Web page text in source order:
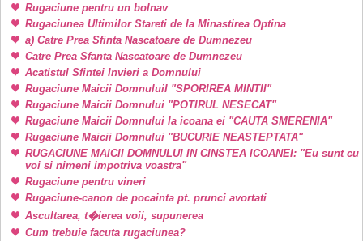
Rugaciune pentru un bolnav
Rugaciunea Ultimilor Stareti de la Minastirea Optina
a) Catre Prea Sfinta Nascatoare de Dumnezeu
Catre Prea Sfanta Nascatoare de Dumnezeu
Acatistul Sfintei Invieri a Domnului
Rugaciune Maicii DomnuluiI "SPORIREA MINTII"
Rugaciune Maicii Domnului "POTIRUL NESECAT"
Rugaciune Maicii Domnului la icoana ei "CAUTA SMERENIA"
Rugaciune Maicii Domnului "BUCURIE NEASTEPTATA"
RUGACIUNE MAICII DOMNULUI IN CINSTEA ICOANEI: "Eu sunt cu
voi si nimeni impotriva voastra"
Rugaciune pentru vineri
Rugaciune-canon de pocainta pt. prunci avortati
Ascultarea, t�ierea voii, supunerea
Cum trebuie facuta rugaciunea?